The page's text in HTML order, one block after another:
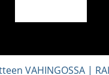
VAHINGOSSA |